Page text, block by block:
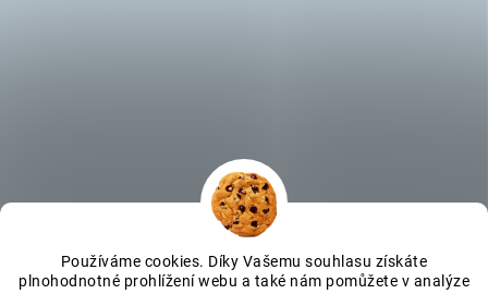
Používáme cookies. Díky Vašemu souhlasu získáte
plnohodnotné prohlížení webu a také nám pomůžete v analýze